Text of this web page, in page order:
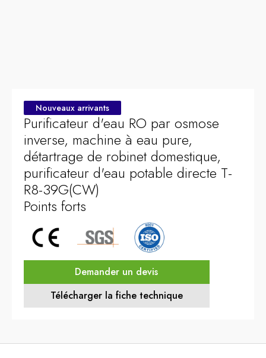
Nouveaux arrivants
Purificateur d'eau RO par osmose
inverse, machine à eau pure,
détartrage de robinet domestique,
purificateur d'eau potable directe T-
R8-39G(CW)
Points forts
Demander un devis
Télécharger la fiche technique